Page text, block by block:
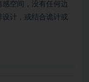
空间，没有任何边
计，或结合诡计或